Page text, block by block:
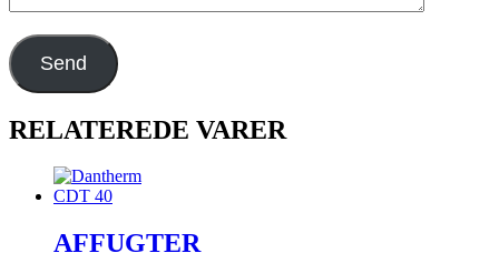
RELATEREDE VARER
AFFUGTER